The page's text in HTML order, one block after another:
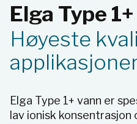
Elga Type
Høyeste
Elga Type 1+ vann er
lav ionisk